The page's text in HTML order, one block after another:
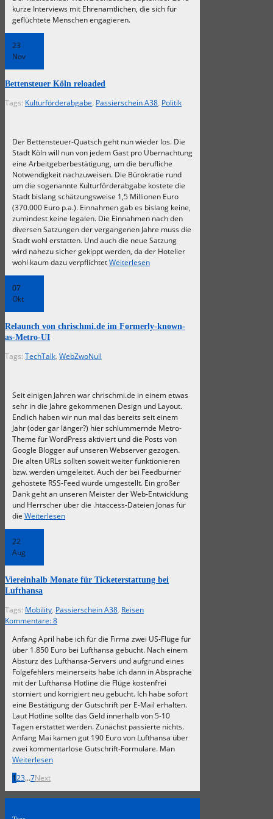
kurze Interviews mit Ehrenamtlichen, die sich für
geflüchtete Menschen engagieren.
23
Nov
Bettensteuer Köln reloaded
Tags: Kulturförderabgabe, Passierschein A38, Politik
Der ‪Bettensteuer‬-Quatsch geht nun wieder los. Die
Stadt ‪Köln‬ will nun von jedem Gast pro Übernachtung
eine Arbeitgeberbestätigung, um die berufliche
Notwendigkeit nachzuweisen. Die Bürokratie rund
um die sogenannte ‪‎Kulturförderabgabe‬ kostete die
Stadt bislang schätzungsweise 1,5 Millionen Euro
(370.000 Euro p.a.). Einnahmen gab es bislang keine,
zumindest keine legalen. Die Einnahmen nach den
diversen Satzungen der vergangenen Jahre muss die
Stadt wohl erstatten. Und auch die neue Satzung
wird nahezu sicher gekippt werden, da der Hotelier
wohl kaum dazu verpflichtetWeiterlesen
07
Okt
Relaunch von chrischmi.de im Formerly-known-
as-Metro-UI
Tags: TechTalk, WebZwoNull
Seit einigen Jahren war chrischmi.de in einem etwas
sehr in die Jahre gekommenen Design und Layout.
Endlich haben wir nun mal das bereits seit einem
Jahr (oder gar länger?) hier schlummernde Metro-
Theme für WordPress aktiviert und die Posts von
Google Blogger auf unseren Webserver gezogen.
Die alten URLs sollten soweit weiter funktionieren
bzw. werden umgeleitet. Auch der bei Feedburner
gehostete RSS-Feed wurde umgestellt. Ein großer
Dank geht an unseren Meister der Web-Entwicklung
und Herrscher über die .htaccess-Dateien Jonas für
die Weiterlesen
22
Aug
Viereinhalb Monate für Ticketerstattung bei
Lufthansa
Tags: Mobility, Passierschein A38, Reisen
Kommentare:8
Anfang April habe ich für die Firma zwei US-Flüge für
über 1.850 Euro bei Lufthansa gebucht. Nach einem
Absturz des Lufthansa-Servers und aufgrund eines
Folgefehlers meinerseits habe ich dann in Absprache
mit der Lufthansa Hotline die Flüge kostenfrei
storniert und korrigiert neu gebucht. Ich habe sofort
eine Bestätigung der Gutschrift per E-Mail erhalten.
Laut Hotline sollte das Geld innerhalb von 5-10
Tagen erstattet werden. Zunächst passierte nichts.
Anfang Mai kamen gut 190 Euro von Lufthansa über
zwei kommentarlose Gutschrift-Formulare. Man
Weiterlesen
123…7Next